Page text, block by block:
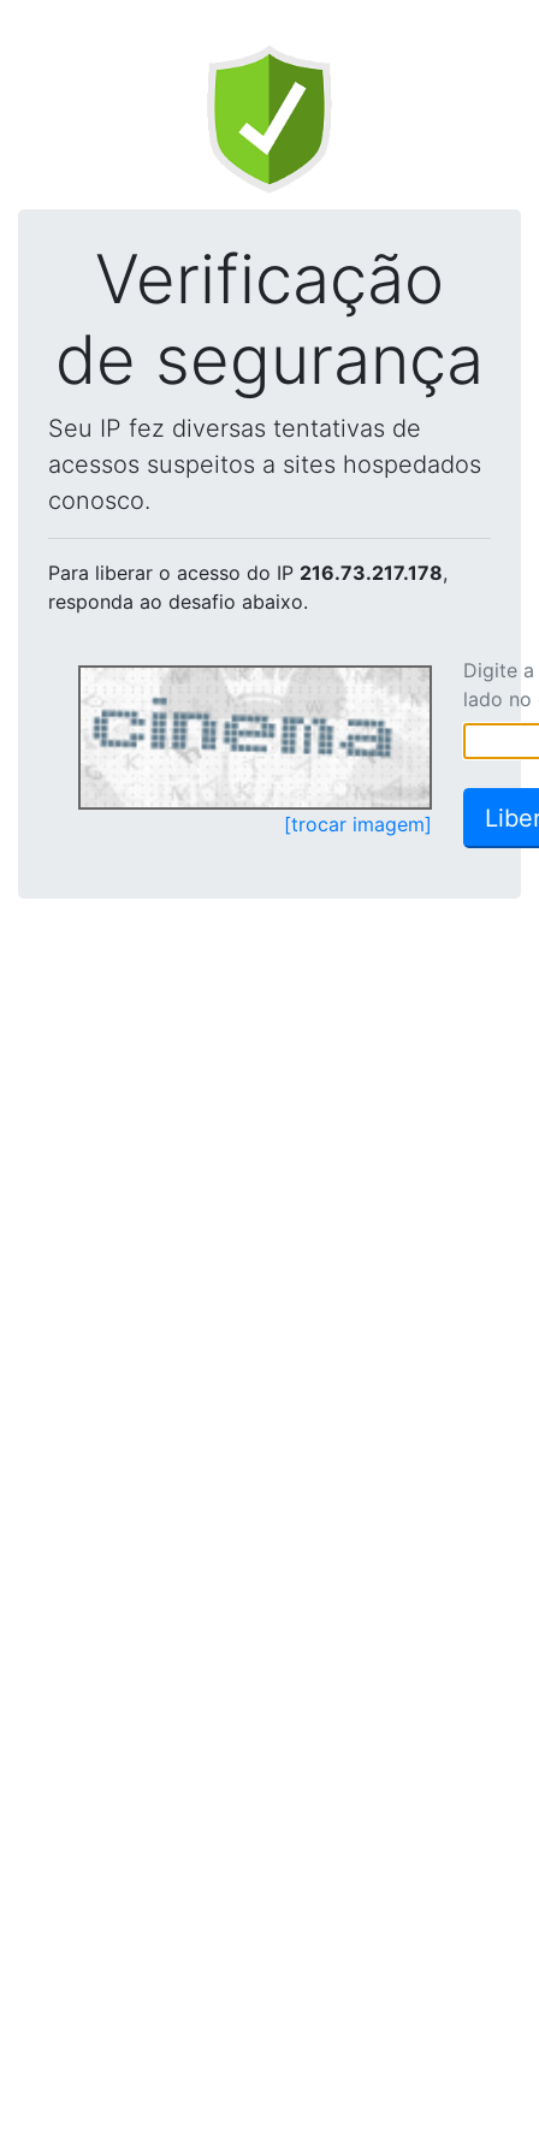
Verificação
de segurança
Seu IP fez diversas tentativas de
acessos suspeitos a sites hospedados
conosco.
Para liberar o acesso do IP 216.73.217.178,
responda ao desafio abaixo.
[trocar imagem]
Digite
lado no